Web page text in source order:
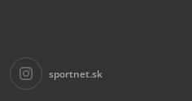
sportnet.sk